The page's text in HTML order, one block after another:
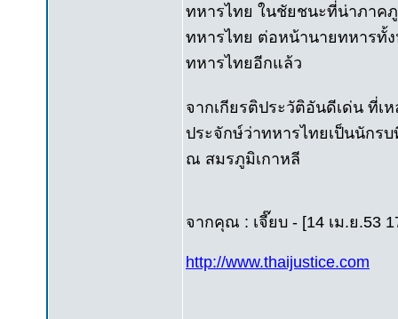
ทหารไทย ในชัยชนะที่น่าภาค
ทหารไทย ต่อหน้านายทหารทั้ง
ทหารไทยอีกแล้ว
จากเกียรติประวัติอันดีเด่น ที่
ประจักษ์ว่าทหารไทยเป็นนักร
ณ สมรภูมิเกาหลี
จากคุณ : เจี๊ยบ - [14 เม.ย.53
http://www.thaijustice.com